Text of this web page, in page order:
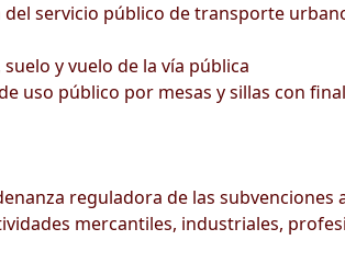
servicio público de transporte
y vuelo de la vía pública
uso público por mesas y sillas con
reguladora de las
mercantiles, industriales,